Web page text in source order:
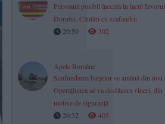
Persoană posibil înecată în lacul Izvorul
Dorului. Căutări cu scafandrii
20:50
302
Apele Române
Scufundarea barjelor se amână din nou.
Operațiunea se va desfășura vineri, din
motive de siguranță
20:32
405